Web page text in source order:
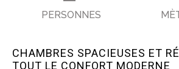
PERSONNES
CHAMBRES SPACIEUSES ET
TOUT LE CONFORT MODERNE